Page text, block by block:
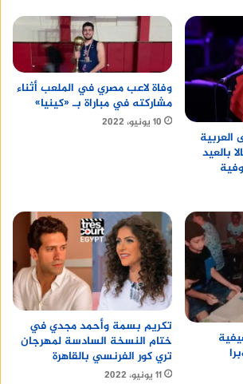
العربية
بالعيد
وفاة لاعب مصري في الملعب أثناء
مشاركته في مباراة بـ «كينيا»
10 يونيو، 2022
تكريم بسمة وأحمد مجدي في
ختام النسخة السادسة لمهرجان
تري كور الفرنسي بالقاهرة
11 يونيو، 2022